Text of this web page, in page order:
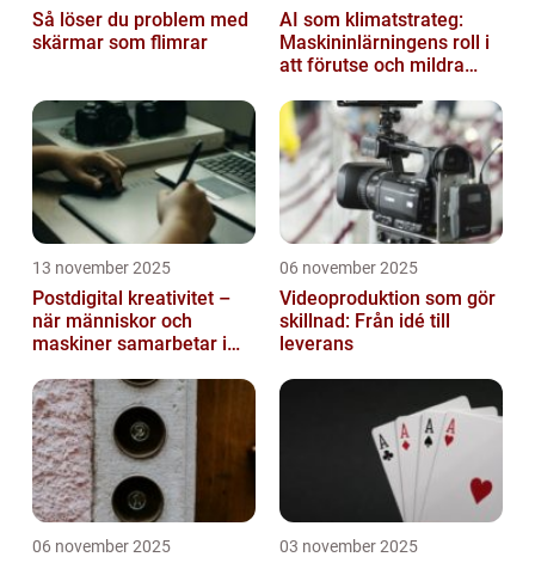
Så löser du problem med
skärmar som flimrar
AI som klimatstrateg:
Maskininlärningens roll i
att förutse och mildra
13 november 2025
Postdigital kreativitet –
när människor och
maskiner samarbetar i
06 november 2025
Videoproduktion som gör
skillnad: Från idé till
leverans
06 november 2025 03 november 2025